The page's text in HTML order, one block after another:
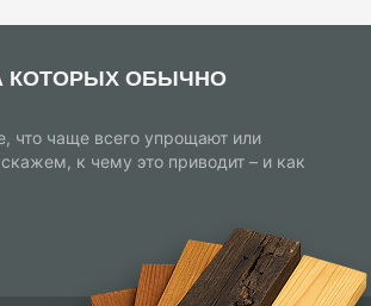
КОТОРЫХ ОБЫЧНО
что чаще всего упрощают или
к чему это приводит – и как